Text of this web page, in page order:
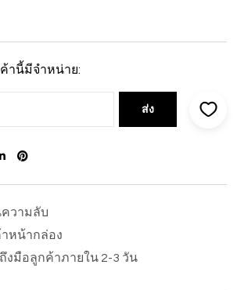
านี้มีจำหน่าย:
วามลับ
หน้ากล่อง
ถึงมือลูกค้าภายใน 2-3 วัน